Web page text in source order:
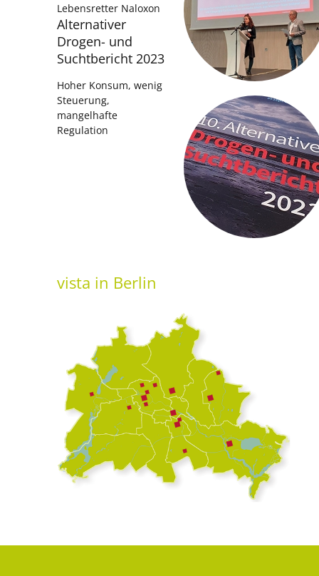
Lebensretter Naloxon
Alternativer
Drogen- und
Suchtbericht 2023
Hoher Konsum, wenig
Steuerung,
mangelhafte
Regulation
vista in Berlin